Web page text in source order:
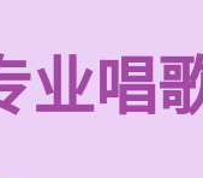
业唱